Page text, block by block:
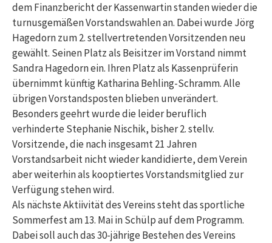
dem Finanzbericht der Kassenwartin standen wieder die
turnusgemäßen Vorstandswahlen an. Dabei wurde Jörg
Hagedorn zum 2. stellvertretenden Vorsitzenden neu
gewählt. Seinen Platz als Beisitzer im Vorstand nimmt
Sandra Hagedorn ein. Ihren Platz als Kassenprüferin
übernimmt künftig Katharina Behling-Schramm. Alle
übrigen Vorstandsposten blieben unverändert.
Besonders geehrt wurde die leider beruflich
verhinderte Stephanie Nischik, bisher 2. stellv.
Vorsitzende, die nach insgesamt 21 Jahren
Vorstandsarbeit nicht wieder kandidierte, dem Verein
aber weiterhin als kooptiertes Vorstandsmitglied zur
Verfügung stehen wird.
Als nächste Aktiivität des Vereins steht das sportliche
Sommerfest am 13. Mai in Schülp auf dem Programm.
Dabei soll auch das 30-jährige Bestehen des Vereins